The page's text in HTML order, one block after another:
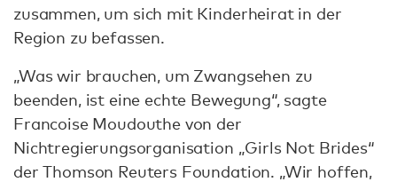
zusammen, um sich mit Kinderheirat in der
Region zu befassen.
„Was wir brauchen, um Zwangsehen zu
beenden, ist eine echte Bewegung“, sagte
Francoise Moudouthe von der
Nichtregierungsorganisation „Girls Not Brides“
der Thomson Reuters Foundation. „Wir hoffen,